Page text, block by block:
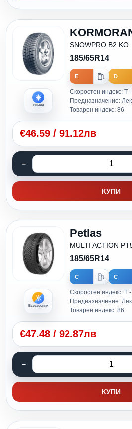
Зимни
SNOWPRO B2 KO
185/65R14
E D
Скоростен индекс: T
Предназначение:
Товарен индекс: 86
€46.59 / 91.12лв
КУПИ
Всесезонни
Petlas
MULTI ACTION
185/65R14
C C
Скоростен индекс: T
Предназначение:
Товарен индекс: 86
€47.48 / 92.87лв
КУПИ